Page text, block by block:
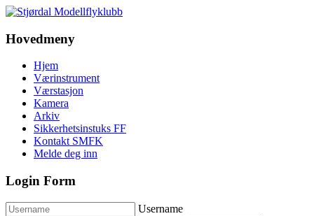
Hovedmeny
Hjem
Værinstrument
Værstasjon
Kamera
Arkiv
Sikkerhetsinstuks FF
Kontakt SMFK
Melde deg inn
Login Form
Username